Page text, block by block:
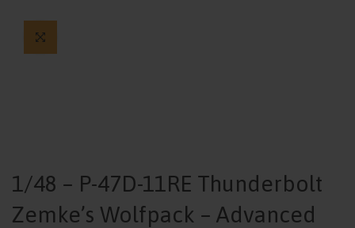
1/48 – P-47D-11RE Thunderbolt
Zemke’s Wolfpack – Advanced